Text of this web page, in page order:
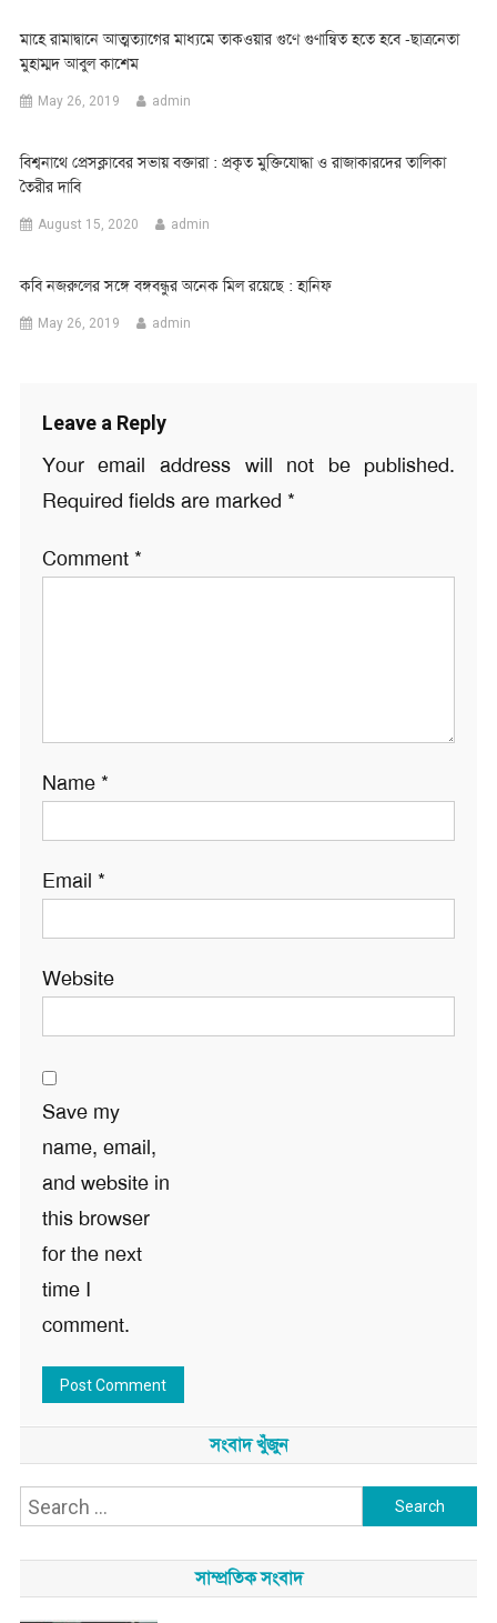
মাহে রামাদ্বানে আত্মত্যাগের মাধ্যমে তাকওয়ার গুণে গুণান্বিত হতে হবে -ছাত্রনেতা
মুহাম্মদ আবুল কাশেম
May 26, 2019 admin
বিশ্বনাথে প্রেসক্লাবের সভায় বক্তারা : প্রকৃত মুক্তিযোদ্ধা ও রাজাকারদের তালিকা
তৈরীর দাবি
August 15, 2020 admin
কবি নজরুলের সঙ্গে বঙ্গবন্ধুর অনেক মিল রয়েছে : হানিফ
May 26, 2019 admin
Leave a Reply
Your email address will not be published.
Required fields are marked *
Comment *
Name *
Email *
Website
Save my
name, email,
and website in
this browser
for the next
time I
comment.
সংবাদ খুঁজুন
Search
সাম্প্রতিক সংবাদ